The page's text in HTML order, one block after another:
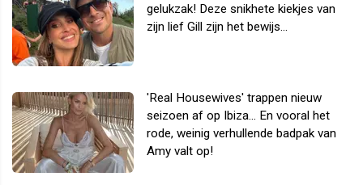
gelukzak! Deze snikhete kiekjes van
zijn lief Gill zijn het bewijs...
'Real Housewives' trappen nieuw
seizoen af op Ibiza... En vooral het
rode, weinig verhullende badpak van
Amy valt op!